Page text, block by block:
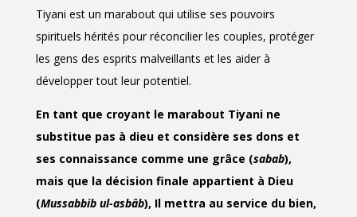
Tiyani est un marabout qui utilise ses pouvoirs
spirituels hérités pour réconcilier les couples, protéger
les gens des esprits malveillants et les aider à
développer tout leur potentiel.
En tant que croyant le marabout Tiyani ne
substitue pas à dieu et considère ses dons et
ses connaissance comme une grâce (sabab),
mais que la décision finale appartient à Dieu
(Mussabbib ul-asbâb), Il mettra au service du bien,